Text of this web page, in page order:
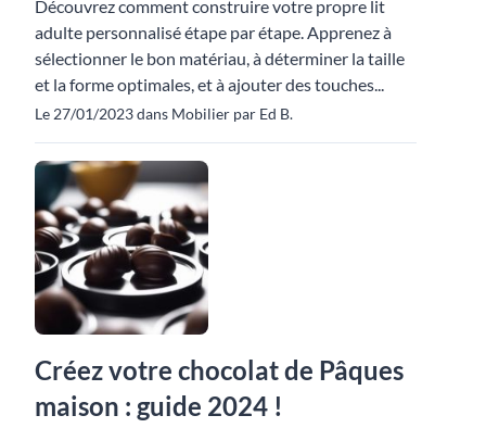
Découvrez comment construire votre propre lit
adulte personnalisé étape par étape. Apprenez à
sélectionner le bon matériau, à déterminer la taille
et la forme optimales, et à ajouter des touches...
Le 27/01/2023 dans Mobilier par Ed B.
Créez votre chocolat de Pâques
maison : guide 2024 !